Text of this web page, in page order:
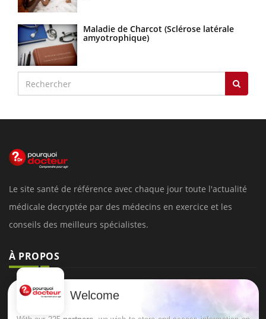
Maladie de Charcot (Sclérose latérale
amyotrophique)
Le site santé de référence avec chaque jour toute l'actualité
médicale decryptée par des médecins en exercice et les
conseils des meilleurs spécialistes.
À PROPOS
Données personnelles et cookies
Welcome